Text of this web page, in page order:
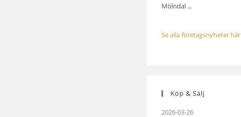
Mölndal ...
Se alla företagsnyheter här
Köp & Sälj
2026-03-26